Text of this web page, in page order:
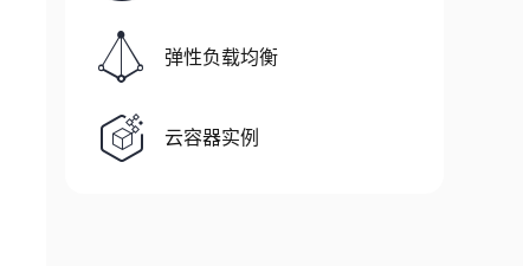
弹性负载均衡
云容器实例